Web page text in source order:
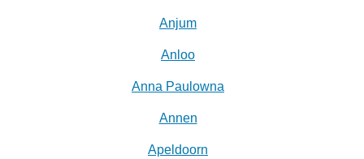
Anjum
Anloo
Anna Paulowna
Annen
Apeldoorn